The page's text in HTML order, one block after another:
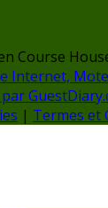
Course
Internet,
| Termes et